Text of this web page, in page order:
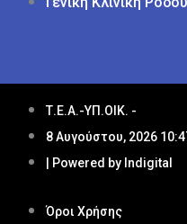
Τ.Ε.Α.-ΥΠ.ΟΙΚ. -
8 Αυγούστου, 2026
| Powered by Indigital
Όροι Χρήσης